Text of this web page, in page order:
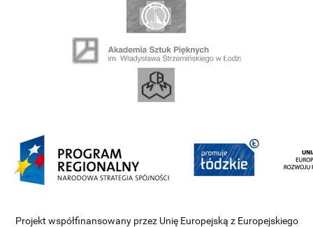
Projekt współfinansowany przez Unię Europejską z Europejskiego